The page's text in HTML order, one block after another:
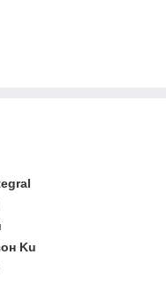
Ku